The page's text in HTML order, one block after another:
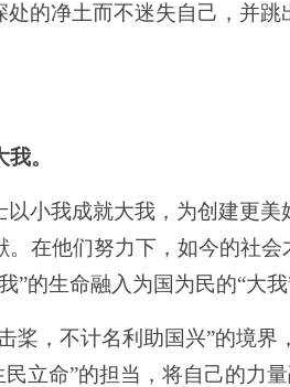
的净土而不迷失自己，并跳
。
小我成就大我，为创建更美
在他们努力下，如今的社会
”的生命融入为国为民的“大我
桨，不计名利助国兴”的境界
立命”的担当，将自己的力